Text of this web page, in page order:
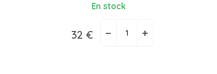
En stock
32 € − +